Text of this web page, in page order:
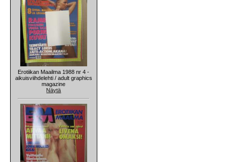
Erotiikan Maailma 1988 nr 4 -
aikuisviihdelehti / adult graphics
magazine
Näytä